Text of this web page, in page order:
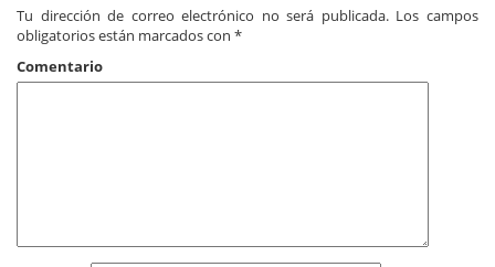
Tu dirección de correo electrónico no será publicada.Los campos
obligatorios están marcados con *
Comentario